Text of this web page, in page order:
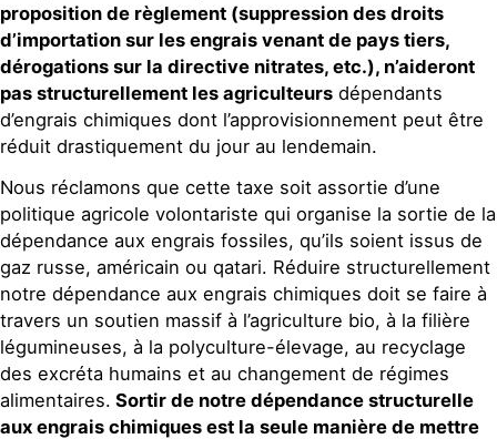
proposition de règlement (suppression des droits
d’importation sur les engrais venant de pays tiers,
dérogations sur la directive nitrates, etc.), n’aideront
pas structurellement les agriculteurs dépendants
d’engrais chimiques dont l’approvisionnement peut être
réduit drastiquement du jour au lendemain.
Nous réclamons que cette taxe soit assortie d’une
politique agricole volontariste qui organise la sortie de la
dépendance aux engrais fossiles, qu’ils soient issus de
gaz russe, américain ou qatari. Réduire structurellement
notre dépendance aux engrais chimiques doit se faire à
travers un soutien massif à l’agriculture bio, à la filière
légumineuses, à la polyculture-élevage, au recyclage
des excréta humains et au changement de régimes
alimentaires. Sortir de notre dépendance structurelle
aux engrais chimiques est la seule manière de mettre